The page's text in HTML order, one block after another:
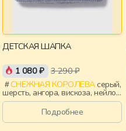
ДЕТСКАЯ ШАПКА
1 080 ₽ 3 290 ₽
СНЕЖНАЯ КОРОЛЕВАсерый,
шерсть, ангора, вискоза, нейлон,
зима, осень, россия, девочки,
Подробнее